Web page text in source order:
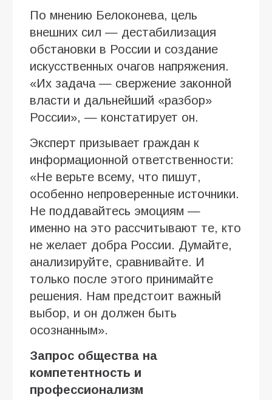
По мнению Белоконева, цель
внешних сил — дестабилизация
обстановки в России и создание
искусственных очагов напряжения.
«Их задача — свержение законной
власти и дальнейший «разбор»
России», — констатирует он.
Эксперт призывает граждан к
информационной ответственности:
«Не верьте всему, что пишут,
особенно непроверенные источники.
Не поддавайтесь эмоциям —
именно на это рассчитывают те, кто
не желает добра России. Думайте,
анализируйте, сравнивайте. И
только после этого принимайте
решения. Нам предстоит важный
выбор, и он должен быть
осознанным».
Запрос общества на
компетентность и
профессионализм